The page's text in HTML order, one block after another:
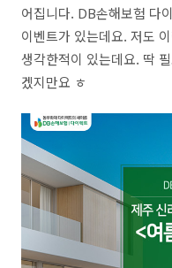
어집니다. DB손해보험 다
이벤트가 있는데요. 저도
생각한적이 있는데요. 딱
겠지만요 ㅎ